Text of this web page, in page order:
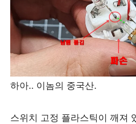
하아.. 이놈의 중국산.
스위치 고정 플라스틱이 깨져